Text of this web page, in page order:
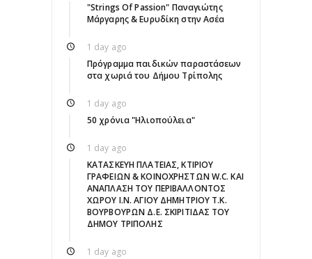
"Strings Of Passion" Παναγιώτης
Μάργαρης & Ευρυδίκη στην Ασέα
1 day ago
Πρόγραμμα παιδικών παραστάσεων
στα χωριά του Δήμου Τρίπολης
1 day ago
50 χρόνια "Ηλιοπούλεια"
1 day ago
ΚΑΤΑΣΚΕΥΗ ΠΛΑΤΕΙΑΣ, ΚΤΙΡΙΟΥ
ΓΡΑΦΕΙΩΝ & ΚΟΙΝΟΧΡΗΣΤΩΝ W.C. ΚΑΙ
ΑΝΑΠΛΑΣΗ ΤΟΥ ΠΕΡΙΒΑΛΛΟΝΤΟΣ
ΧΩΡΟΥ Ι.Ν. ΑΓΙΟΥ ΔΗΜΗΤΡΙΟΥ Τ.Κ.
ΒΟΥΡΒΟΥΡΩΝ Δ.Ε. ΣΚΙΡΙΤΙΔΑΣ ΤΟΥ
ΔΗΜΟΥ ΤΡΙΠΟΛΗΣ
1 day ago